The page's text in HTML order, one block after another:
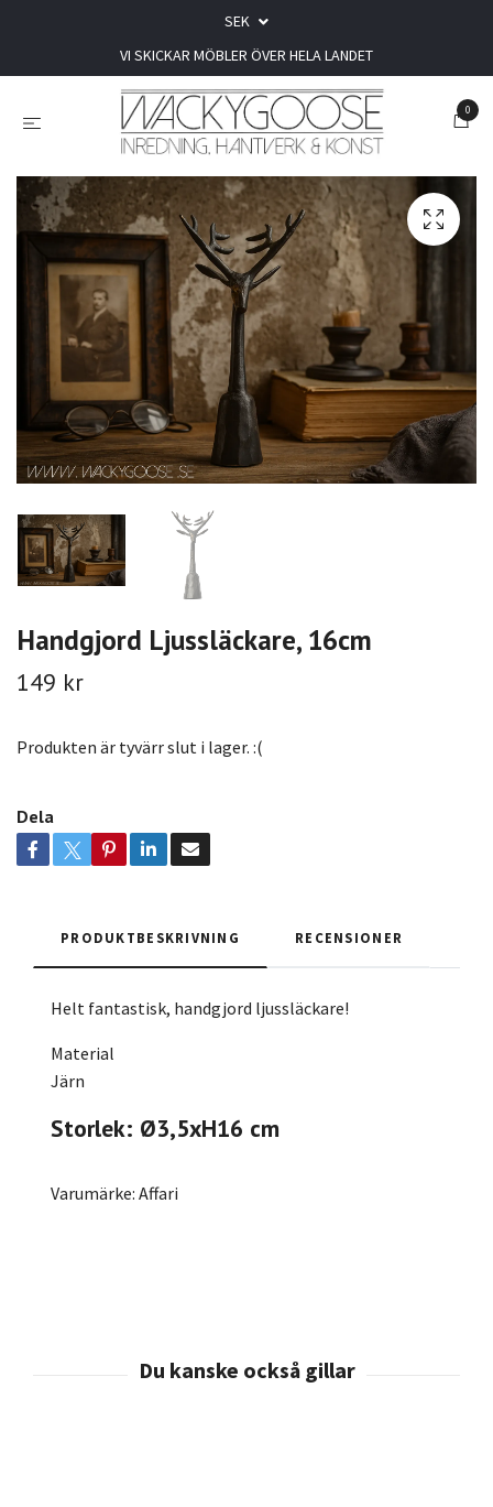
SEK
VI SKICKAR MÖBLER ÖVER HELA LANDET
0
Handgjord Ljussläckare, 16cm
149 kr
Produkten är tyvärr slut i lager. :(
Dela
PRODUKTBESKRIVNING RECENSIONER
Helt fantastisk, handgjord ljussläckare!
Material
Järn
Storlek: Ø3,5xH16 cm
Varumärke: Affari